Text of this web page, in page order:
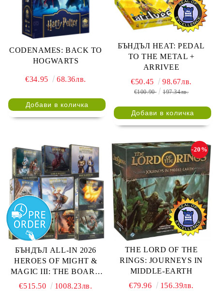
CODENAMES: BACK TO
HOGWARTS
€34.95 68.36лв.
БЪНДЪЛ HEAT: PEDAL
TO THE METAL +
ARRIVEE
€50.45 98.67лв.
€100.90 197.34лв.
БЪНДЪЛ ALL-IN 2026
HEROES OF MIGHT &
MAGIC III: THE BOARD
GAME + EXPANSIONS
€515.50 1008.23лв.
THE LORD OF THE
RINGS: JOURNEYS IN
MIDDLE-EARTH
-20%
€79.96 156.39лв.